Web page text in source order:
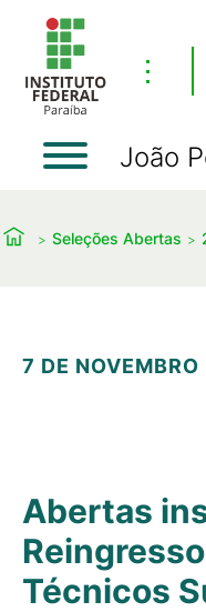
⋮
João
Seleções Abertas
7 DE
Abertas
Técnicos